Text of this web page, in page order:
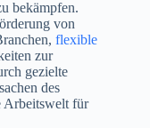
bekämpfen.
von
flexible
zur
gezielte
des
Arbeitswelt für